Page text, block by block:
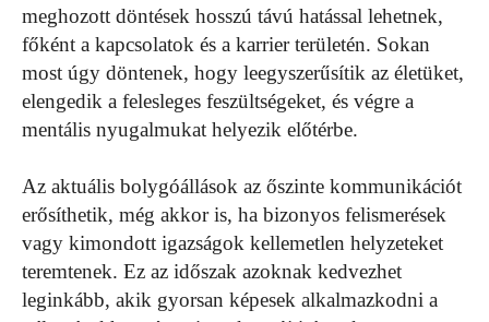
meghozott döntések hosszú távú hatással lehetnek,
főként a kapcsolatok és a karrier területén. Sokan
most úgy döntenek, hogy leegyszerűsítik az életüket,
elengedik a felesleges feszültségeket, és végre a
mentális nyugalmukat helyezik előtérbe.
Az aktuális bolygóállások az őszinte kommunikációt
erősíthetik, még akkor is, ha bizonyos felismerések
vagy kimondott igazságok kellemetlen helyzeteket
teremtenek. Ez az időszak azoknak kedvezhet
leginkább, akik gyorsan képesek alkalmazkodni a